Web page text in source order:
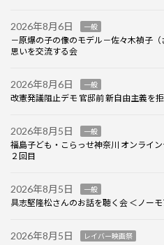
2026年8月6日 一般
－原爆の子の像のモデル－佐々木禎子
思いを交流する会
2026年8月6日 一般
改憲発議阻止デモ 官邸前 新自由主義を
2026年8月5日 一般
福島子ども・こらっせ神奈川 オンライ
２回目
2026年8月5日 一般
具志堅隆松さんのお話を聴く会 ＜ノー
2026年8月5日 レイバー映画祭